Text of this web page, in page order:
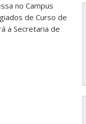
no Campus
de Curso de
a Secretaria de